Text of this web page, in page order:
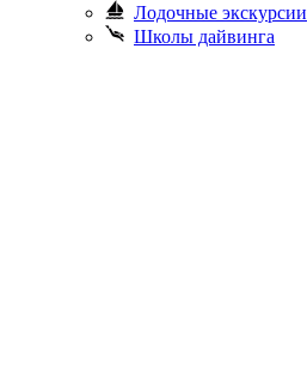
Лодочные экскурсии
Школы дайвинга